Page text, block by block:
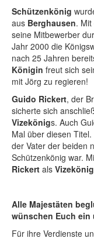
Schützenkönig
aus Berghausen.
seine Mitbewerber
Jahr 2000 die
nach 25 Jahren
Königin freut sich
mit Jörg zu regieren!
Guido Rickert, der
sicherte sich
Vizekönigs. Auch
Mal über diesen
der Vater der beiden
Schützenkönig war.
Rickert als
Alle Majestäten
wünschen Euch
Für ihre Verdienste